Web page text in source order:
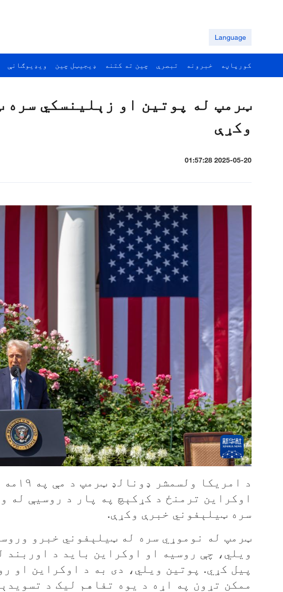
Language
کورپاڼه خبرونه تبصرې چين ته کتنه ډيجيټل چين ويډيوګانې
ټرمپ له پوتين او زېلينسکي سره
وکړې
2025-05-20 01:57:28
د
اوکراين ترمنځ د کړکېچ په پار د روسيې له
سره ټيلېفوني خبرې وکړې.
ټرمپ له نوموړي سره له ټيلېفوني خبرو
ويلي، چې روسيه او اوکراين بايد د اوربند
پيل کړي. پوتين ويلي، دی به د اوکراين او
ممکن تړون په اړه د يوه تفاهم ليک د